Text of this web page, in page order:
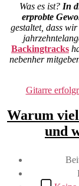
Was es ist? In
erprobte
gestaltet, dass
Backingtracks
nebenher
Gitarre
Warum
und